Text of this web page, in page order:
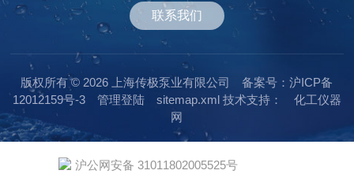
联系我们
版权所有 © 2026 上海传极泵业有限公司备案号：沪ICP备
12012159号-3
管理登陆 sitemap.xml 技术支持：
化工仪器
网
沪公网安备 31011802005525号